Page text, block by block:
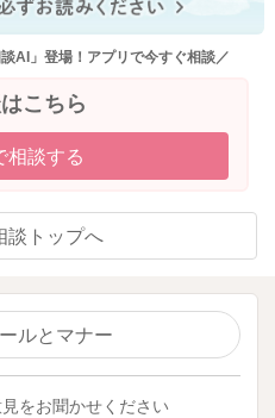
AI」登場！アプリで今すぐ相談／
こちら
相談する
談トップへ
ルとマナー
をお聞かせください